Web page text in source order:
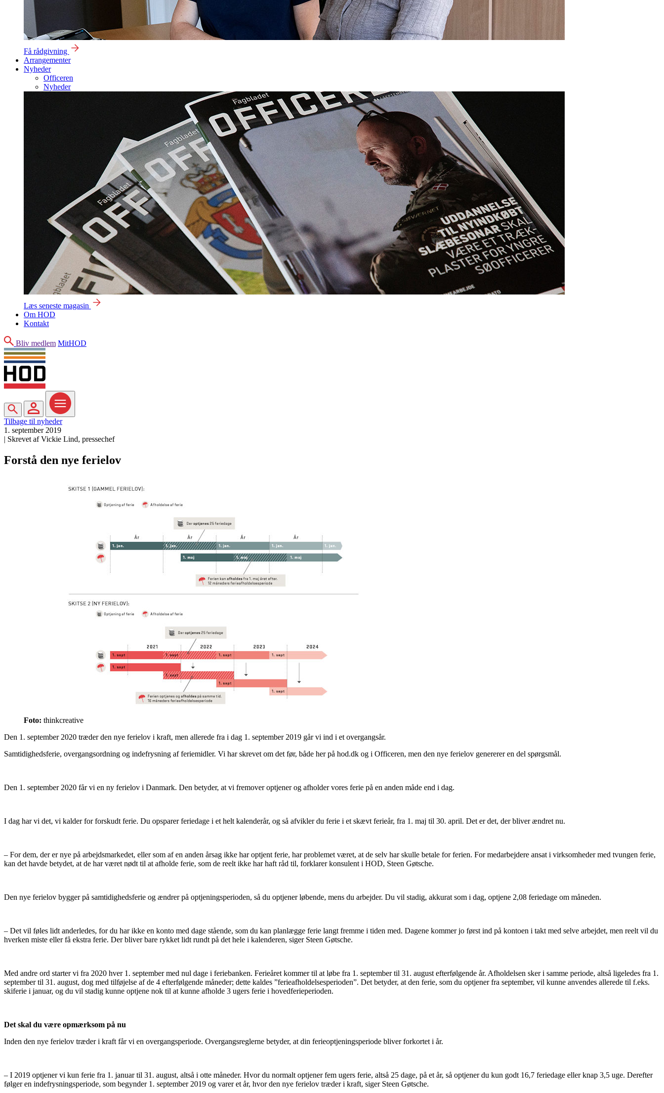
Få rådgivning
Arrangementer
Nyheder
Officeren
Nyheder
Læs seneste magasin
Om HOD
Kontakt
Søg
Bliv medlem MitHOD
Søg MitHOD Menu
Tilbage til nyheder
1. september 2019
| Skrevet af Vickie Lind, pressechef
Forstå den nye ferielov
Foto: thinkcreative
Den 1. september 2020 træder den nye ferielov i kraft, men allerede fra i dag 1. september 2019 går vi ind i et overgangsår.
Samtidighedsferie, overgangsordning og indefrysning af feriemidler. Vi har skrevet om det før, både her på hod.dk og i Officeren, men den nye ferielov genererer en del spørgsmål.
Den 1. september 2020 får vi en ny ferielov i Danmark. Den betyder, at vi fremover optjener og afholder vores ferie på en anden måde end i dag.
I dag har vi det, vi kalder for forskudt ferie. Du opsparer feriedage i et helt kalenderår, og så afvikler du ferie i et skævt ferieår, fra 1. maj til 30. april. Det er det, der bliver ændret nu.
– For dem, der er nye på arbejdsmarkedet, eller som af en anden årsag ikke har optjent ferie, har problemet været, at de selv har skulle betale for ferien. For medarbejdere ansat i virksomheder med tvungen ferie,
kan det havde betydet, at de har været nødt til at afholde ferie, som de reelt ikke har haft råd til, forklarer konsulent i HOD, Steen Gøtsche.
Den nye ferielov bygger på samtidighedsferie og ændrer på optjeningsperioden, så du optjener løbende, mens du arbejder. Du vil stadig, akkurat som i dag, optjene 2,08 feriedage om måneden.
– Det vil føles lidt anderledes, for du har ikke en konto med dage stående, som du kan planlægge ferie langt fremme i tiden med. Dagene kommer jo først ind på kontoen i takt med selve arbejdet, men reelt vil du
hverken miste eller få ekstra ferie. Der bliver bare rykket lidt rundt på det hele i kalenderen, siger Steen Gøtsche.
Med andre ord starter vi fra 2020 hver 1. september med nul dage i feriebanken. Ferieåret kommer til at løbe fra 1. september til 31. august efterfølgende år. Afholdelsen sker i samme periode, altså ligeledes fra 1.
september til 31. august, dog med tilføjelse af de 4 efterfølgende måneder; dette kaldes ”ferieafholdelsesperioden”. Det betyder, at den ferie, som du optjener fra september, vil kunne anvendes allerede til f.eks.
skiferie i januar, og du vil stadig kunne optjene nok til at kunne afholde 3 ugers ferie i hovedferieperioden.
Det skal du være opmærksom på nu
Inden den nye ferielov træder i kraft får vi en overgangsperiode. Overgangsreglerne betyder, at din ferieoptjeningsperiode bliver forkortet i år.
– I 2019 optjener vi kun ferie fra 1. januar til 31. august, altså i otte måneder. Hvor du normalt optjener fem ugers ferie, altså 25 dage, på et år, så optjener du kun godt 16,7 feriedage eller knap 3,5 uge. Derefter
følger en indefrysningsperiode, som begynder 1. september 2019 og varer et år, hvor den nye ferielov træder i kraft, siger Steen Gøtsche.